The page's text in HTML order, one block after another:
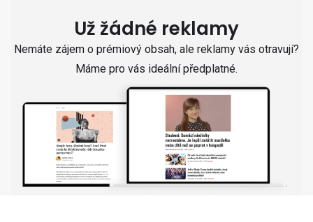
Už žádné reklamy
Nemáte zájem o prémiový obsah, ale reklamy vás otravují?
Máme pro vás ideální předplatné.